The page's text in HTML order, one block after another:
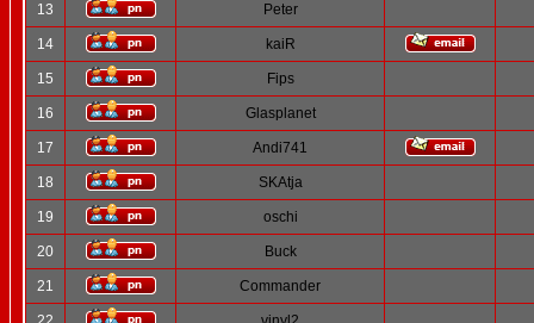
13 Peter
14 kaiR
15 Fips
16 Glasplanet
17 Andi741
18 SKAtja
19 oschi
20 Buck
21 Commander